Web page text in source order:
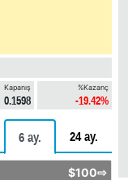
Kapanış
0.1598
%Kazanç
-19.42%
6 ay. 24 ay.
$100⇨